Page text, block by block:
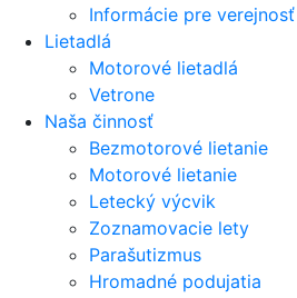
Informácie pre verejnosť
Lietadlá
Motorové lietadlá
Vetrone
Naša činnosť
Bezmotorové lietanie
Motorové lietanie
Letecký výcvik
Zoznamovacie lety
Parašutizmus
Hromadné podujatia